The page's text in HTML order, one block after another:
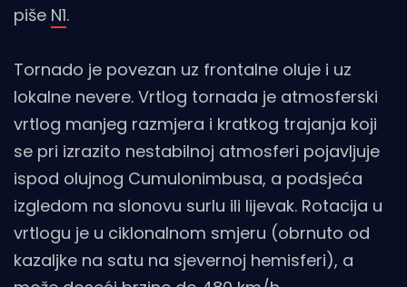
piše N1.
Tornado je povezan uz frontalne oluje i uz
lokalne nevere. Vrtlog tornada je atmosferski
vrtlog manjeg razmjera i kratkog trajanja koji
se pri izrazito nestabilnoj atmosferi pojavljuje
ispod olujnog Cumulonimbusa, a podsjeća
izgledom na slonovu surlu ili lijevak. Rotacija u
vrtlogu je u ciklonalnom smjeru (obrnuto od
kazaljke na satu na sjevernoj hemisferi), a